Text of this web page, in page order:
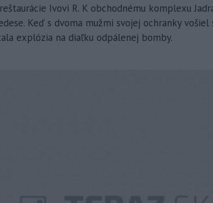
Ivovi R. K obchodnému komplexu
Keď s dvoma mužmi svojej ochranky
explózia na diaľku odpálenej bomby.